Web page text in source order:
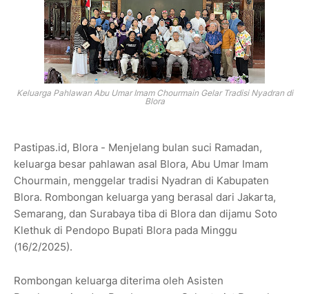
Keluarga Pahlawan Abu Umar Imam Chourmain Gelar Tradisi Nyadran di
Blora
Pastipas.id, Blora - Menjelang bulan suci Ramadan,
keluarga besar pahlawan asal Blora, Abu Umar Imam
Chourmain, menggelar tradisi Nyadran di Kabupaten
Blora. Rombongan keluarga yang berasal dari Jakarta,
Semarang, dan Surabaya tiba di Blora dan dijamu Soto
Klethuk di Pendopo Bupati Blora pada Minggu
(16/2/2025).
Rombongan keluarga diterima oleh Asisten